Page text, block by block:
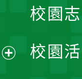
單
校園
校園